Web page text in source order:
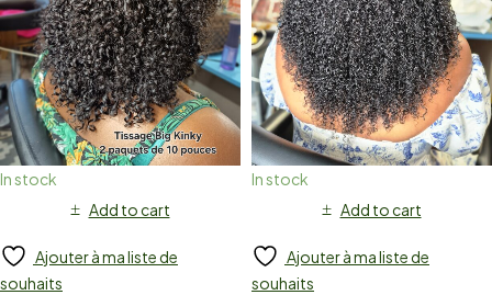
In stock
Add to cart
Ajouter à ma liste de
souhaits
In stock
Add to cart
Ajouter à ma liste de
souhaits